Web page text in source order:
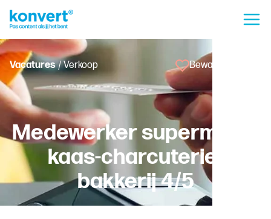
Vacatures/ Verkoop Bewaar vacature
Medewerker supermarkt
kaas-charcuterie-
bakkerij 4/5